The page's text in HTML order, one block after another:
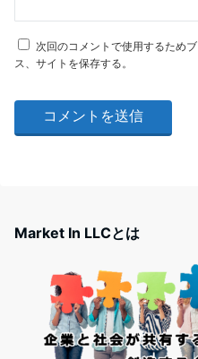
次回のコメントで使用するため
ス、サイトを保存する。
Market In LLCとは